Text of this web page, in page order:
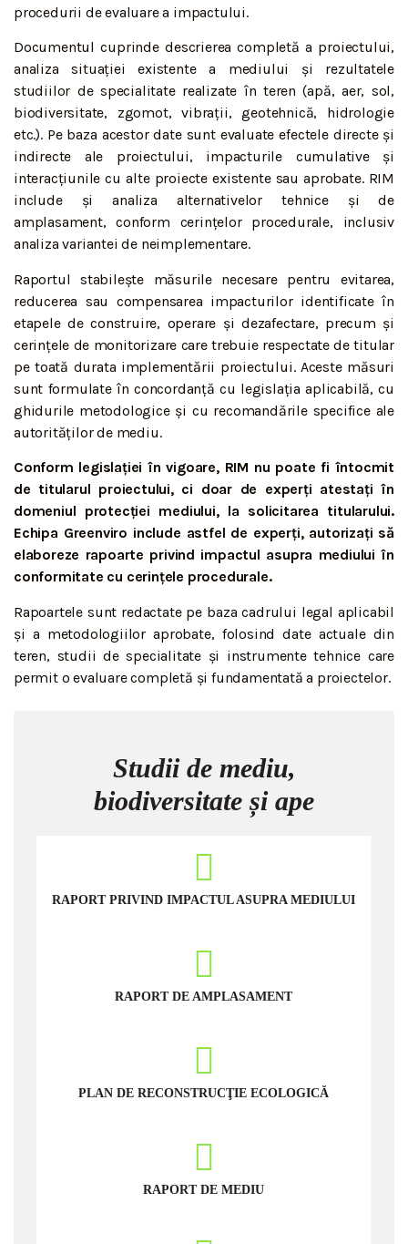
procedurii de evaluare a impactului.
Documentul cuprinde descrierea completă a proiectului,
analiza situației existente a mediului și rezultatele
studiilor de specialitate realizate în teren (apă, aer, sol,
biodiversitate, zgomot, vibrații, geotehnică, hidrologie
etc.). Pe baza acestor date sunt evaluate efectele directe și
indirecte ale proiectului, impacturile cumulative și
interacțiunile cu alte proiecte existente sau aprobate. RIM
include și analiza alternativelor tehnice și de
amplasament, conform cerințelor procedurale, inclusiv
analiza variantei de neimplementare.
Raportul stabilește măsurile necesare pentru evitarea,
reducerea sau compensarea impacturilor identificate în
etapele de construire, operare și dezafectare, precum și
cerințele de monitorizare care trebuie respectate de titular
pe toată durata implementării proiectului. Aceste măsuri
sunt formulate în concordanță cu legislația aplicabilă, cu
ghidurile metodologice și cu recomandările specifice ale
autorităților de mediu.
Conform legislației în vigoare, RIM nu poate fi întocmit
de titularul proiectului, ci doar de experți atestați în
domeniul protecției mediului, la solicitarea titularului.
Echipa Greenviro include astfel de experți, autorizați să
elaboreze rapoarte privind impactul asupra mediului în
conformitate cu cerințele procedurale.
Rapoartele sunt redactate pe baza cadrului legal aplicabil
și a metodologiilor aprobate, folosind date actuale din
teren, studii de specialitate și instrumente tehnice care
permit o evaluare completă și fundamentată a proiectelor.
Studii de mediu,
biodiversitate și ape
RAPORT PRIVIND IMPACTUL ASUPRA MEDIULUI
RAPORT DE AMPLASAMENT
PLAN DE RECONSTRUCŢIE ECOLOGICĂ
RAPORT DE MEDIU